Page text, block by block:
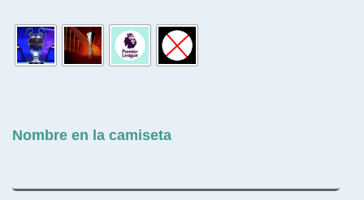
Nombre en la camiseta